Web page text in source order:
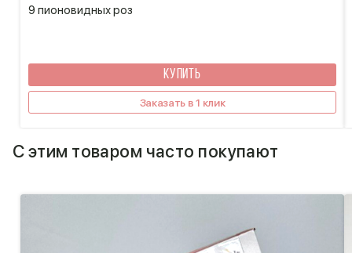
9 пионовидных роз
КУПИТЬ
Заказать в 1 клик
С этим товаром часто покупают